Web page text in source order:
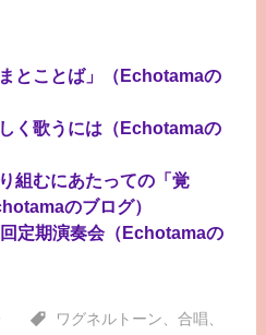
とことば」（Echotamaの
く歌うには（Echotamaの
組むにあたっての「覚
のブログ）
定期演奏会（Echotamaの
ワグネルトーン 合唱